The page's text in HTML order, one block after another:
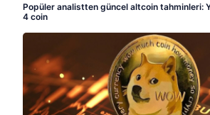
Popüler analistten güncel altcoin tahminleri:
4 coin